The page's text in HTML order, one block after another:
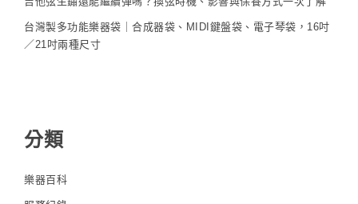
台灣製多功能樂器袋｜合成器袋、MIDI鍵盤袋、電子琴袋，16吋
／21吋兩種尺寸
分類
樂器百科